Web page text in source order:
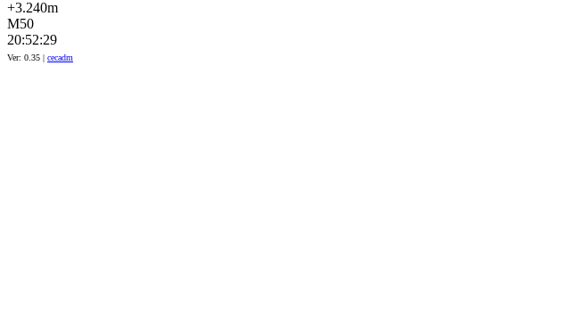
+3.240m
M50
20:52:29
Ver: 0.35 | cecadm